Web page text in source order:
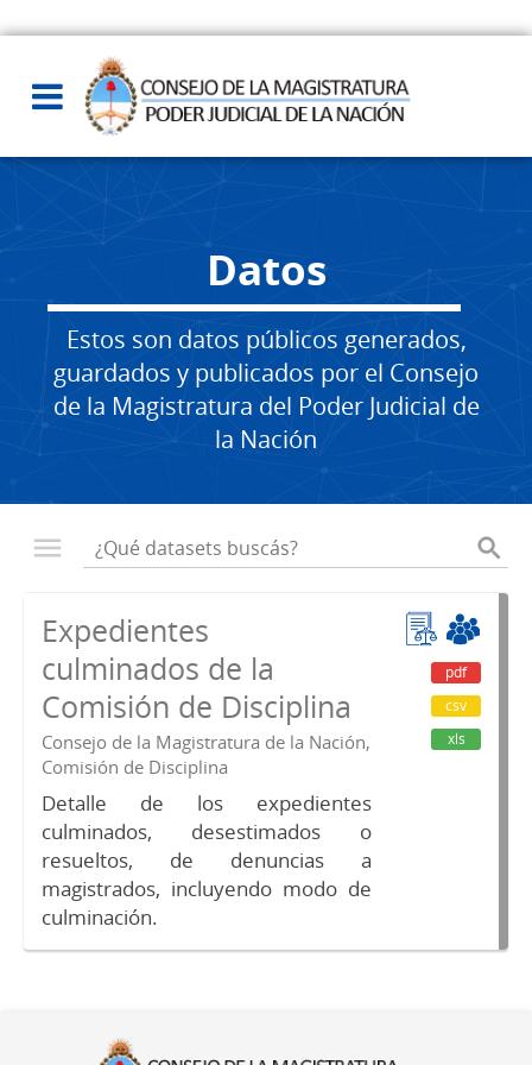
Datos
Estos son datos públicos generados,
guardados y publicados por el Consejo
de la Magistratura del Poder Judicial de
la Nación
Expedientes
culminados de la
Comisión de Disciplina
Consejo de la Magistratura de la Nación,
Comisión de Disciplina
Detalle de los expedientes
culminados, desestimados o
resueltos, de denuncias a
magistrados, incluyendo modo de
culminación.
pdf
csv
xls